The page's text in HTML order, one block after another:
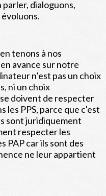
dialoguons,
tenons à nos
avance sur notre
n’est pas un choix
ni un choix
doivent de respecter
les PPS, parce que c'est
sont juridiquement
respecter les
PAP car ils sont des
ne leur appartient